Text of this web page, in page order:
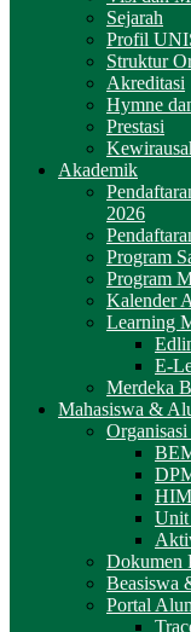
Sejarah
Profil
Struktur
Akreditasi
Hymne
Prestasi
Akademik
2026
Program
Program
Kalender
Learning
E-
Merdeka
Mahasiswa &
Unit
Dokumen
Beasiswa
Portal